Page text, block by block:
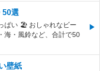
50選
ぱい 🏖 おしゃれなビー
海・風鈴など、合計で50
壁紙